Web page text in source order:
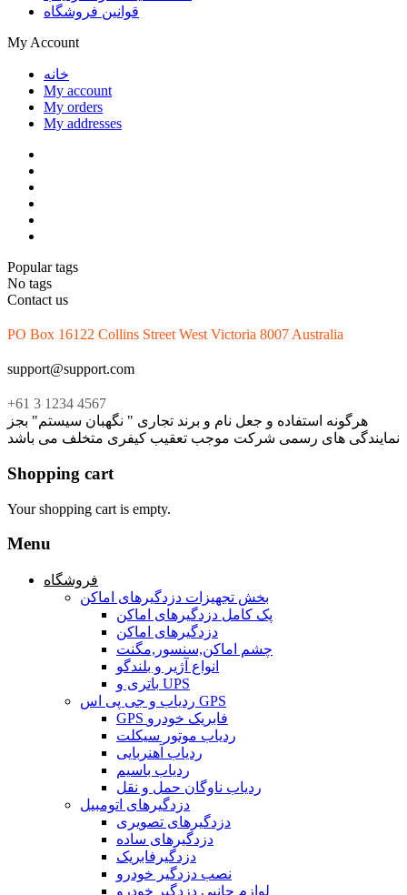
قوانین فروشگاه
My Account
خانه
My account
My orders
My addresses
Popular tags
No tags
Contact us
PO Box 16122 Collins Street West Victoria 8007 Australia
support@support.com
+61 3 1234 4567
هرگونه استفاده و جعل نام و برند تجاری " نگهبان سیستم" بجز
نمایندگی های رسمی شرکت موجب تعقیب کیفری متخلف می باشد
Shopping cart
Your shopping cart is empty.
Menu
فروشگاه
بخش تجهیزات دزدگیرهای اماکن
پک کامل دزدگیرهای اماکن
دزدگیرهای اماکن
چشم اماکن,سنسور,مگنت
انواع آژیر و بلندگو
باتری و UPS
ردیاب و جی پی اس GPS
GPS فابریک خودرو
ردیاب موتور سیکلت
ردیاب آهنربایی
ردیاب باسیم
ردیاب ناوگان حمل و نقل
دزدگیرهای اتومبیل
دزدگیرهای تصویری
دزدگیرهای ساده
دزدگیرفابریک
نصب دزدگیر خودرو
لوازم جانبی دزدگیر خودرو